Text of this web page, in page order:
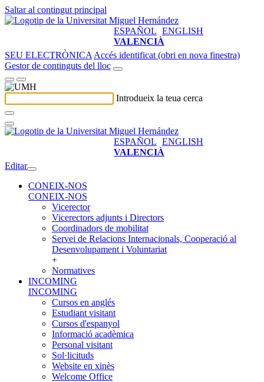
Saltar al contingut principal
ESPAÑOL ENGLISH
VALENCIÀ
SEU ELECTRÒNICA Accés identificat (obri en nova finestra)
Gestor de continguts del lloc
Introdueix la teua cerca
ESPAÑOL ENGLISH
VALENCIÀ
Editar
CONEIX-NOS
CONEIX-NOS
Vicerector
Vicerectors adjunts i Directors
Coordinadors de mobilitat
Servei de Relacions Internacionals, Cooperació al
Desenvolupament i Voluntariat
+
Normatives
INCOMING
INCOMING
Cursos en anglés
Estudiant visitant
Cursos d'espanyol
Informació acadèmica
Personal visitant
Sol·licituds
Website en xinès
Welcome Office